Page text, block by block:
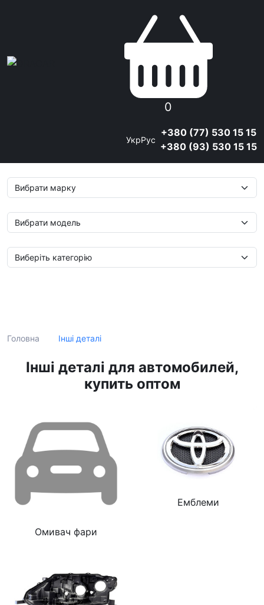
0
УкрРус
+380 (77) 530 15 15
+380 (93) 530 15 15
Головна Інші деталі
Інші деталі для автомобилей,
купить оптом
Омивач фари
Емблеми